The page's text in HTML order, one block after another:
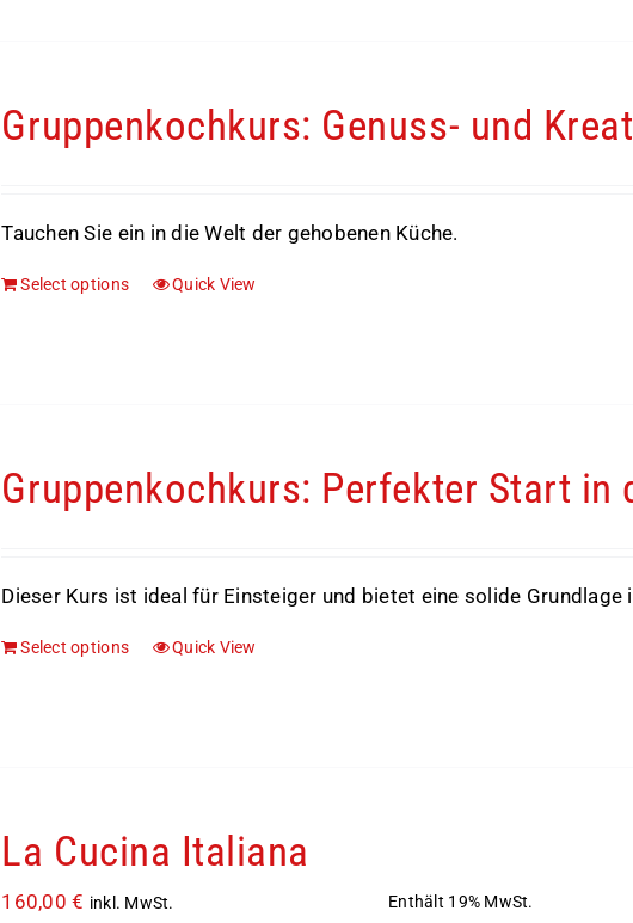
Gruppenkochkurs: Genuss- und
Tauchen Sie ein in die Welt der gehobenen Küche.
Select options Quick View
Gruppenkochkurs: Perfekter Start in
Dieser Kurs ist ideal für Einsteiger und bietet eine solide Grundlage
Select options Quick View
La Cucina Italiana
160,00€ inkl. MwSt. Enthält 19% MwSt.